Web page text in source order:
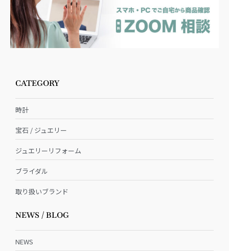
CATEGORY
時計
宝石 / ジュエリー
ジュエリーリフォーム
ブライダル
取り扱いブランド
NEWS / BLOG
NEWS